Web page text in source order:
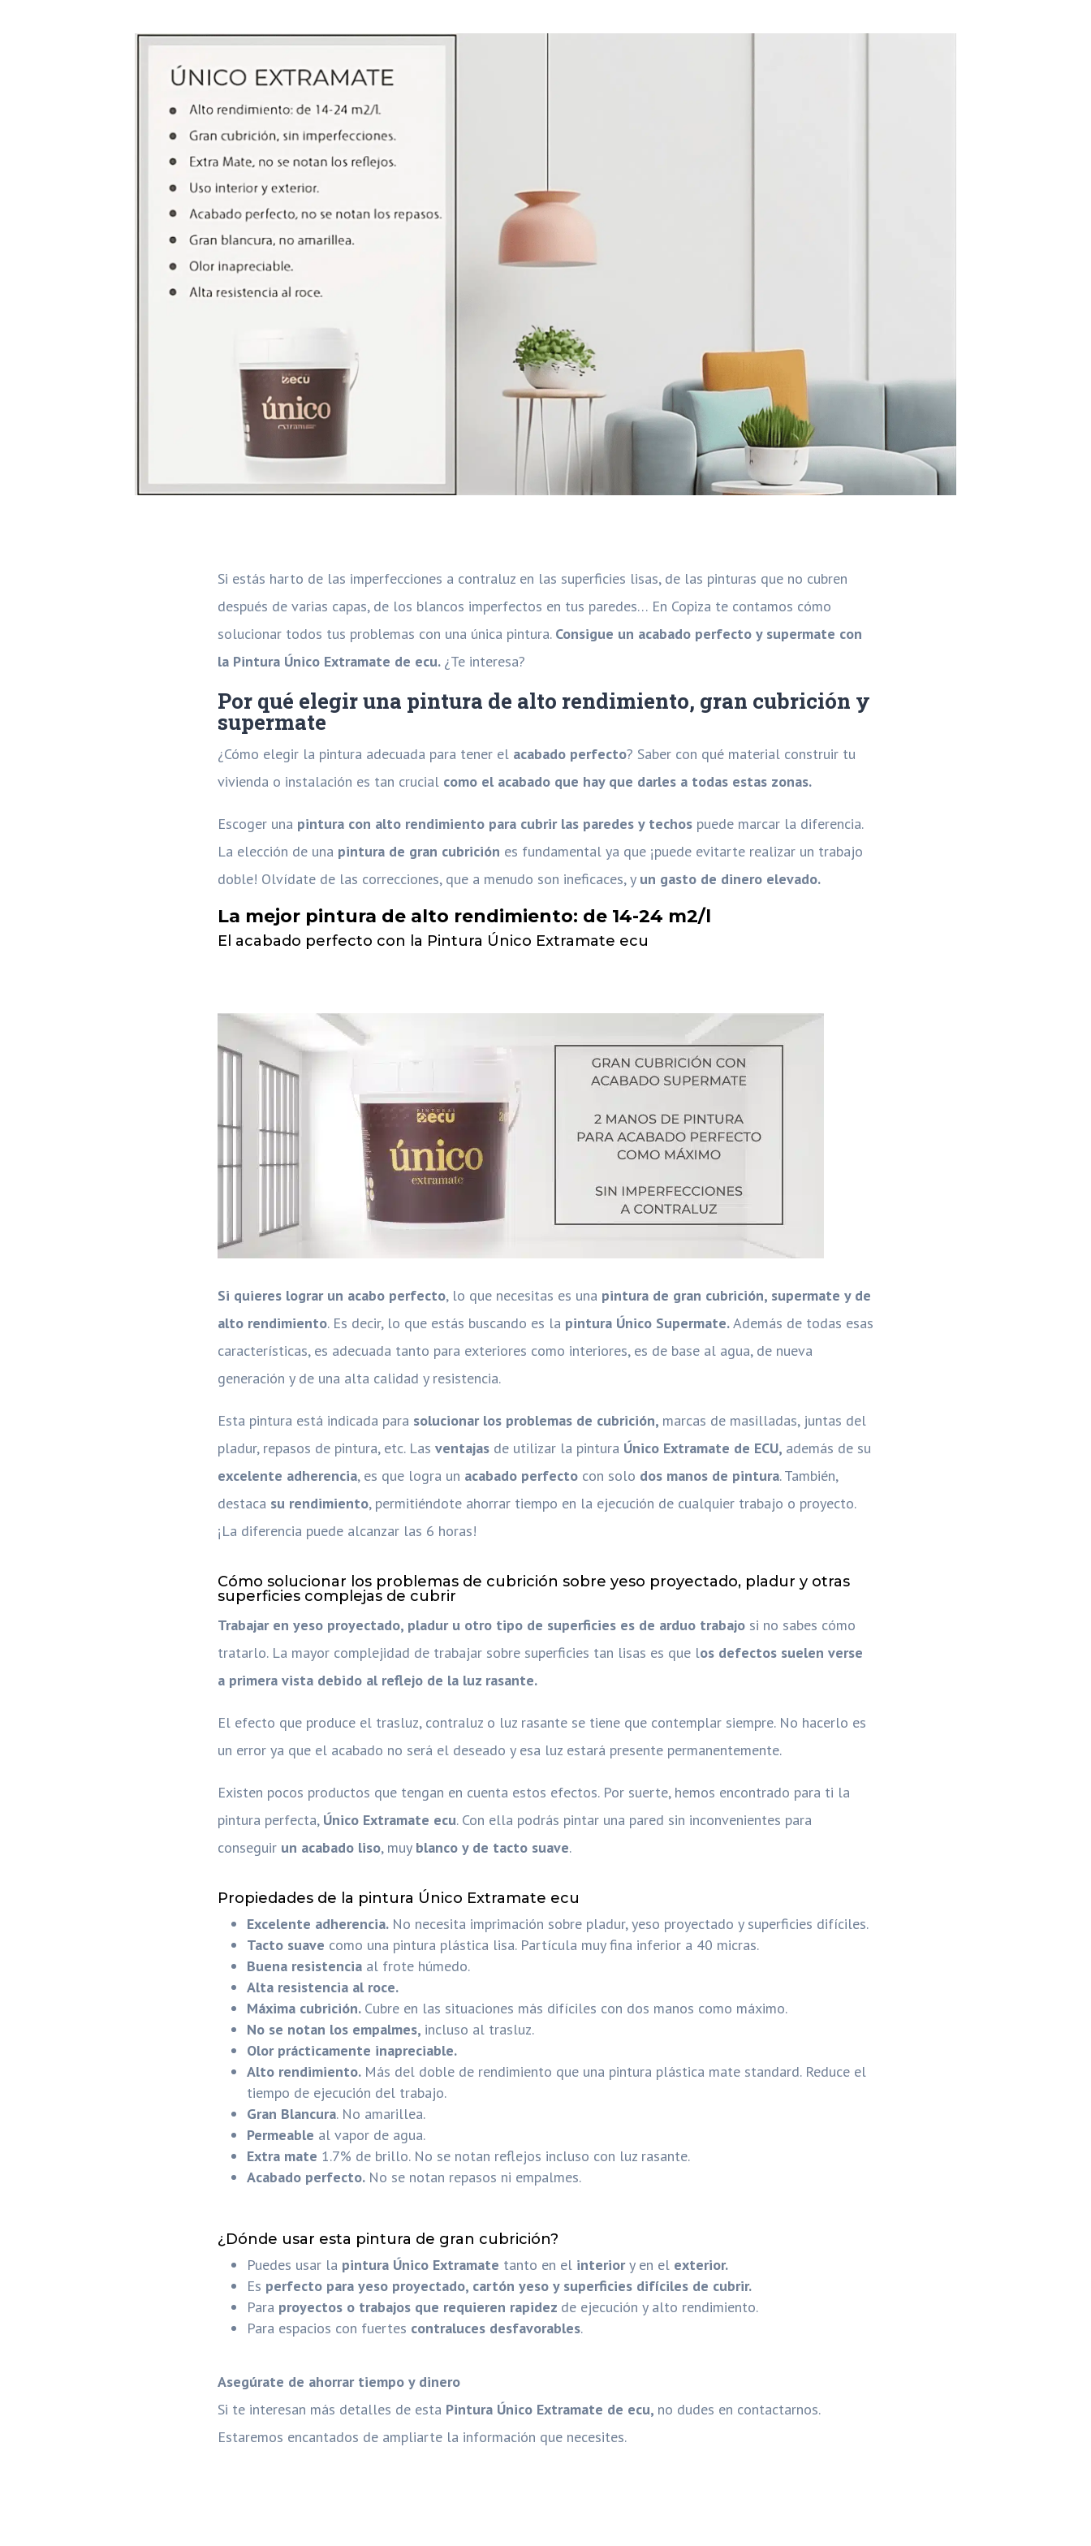
Si estás harto de las imperfecciones a contraluz en las superficies lisas, de las pinturas que no cubren
después de varias capas, de los blancos imperfectos en tus paredes… En Copiza te contamos cómo
solucionar todos tus problemas con una única pintura. Consigue un acabado perfecto y supermate con
la Pintura Único Extramate de ecu. ¿Te interesa?
Por qué elegir una pintura de alto rendimiento, gran cubrición y
supermate
¿Cómo elegir la pintura adecuada para tener el acabado perfecto? Saber con qué material construir tu
vivienda o instalación es tan crucial como el acabado que hay que darles a todas estas zonas.
Escoger una pintura con alto rendimiento para cubrir las paredes y techos puede marcar la diferencia.
La elección de una pintura de gran cubrición es fundamental ya que ¡puede evitarte realizar un trabajo
doble! Olvídate de las correcciones, que a menudo son ineficaces, y un gasto de dinero elevado.
La mejor pintura de alto rendimiento: de 14-24 m2/l
El acabado perfecto con la Pintura Único Extramate ecu
Si quieres lograr un acabo perfecto, lo que necesitas es una pintura de gran cubrición, supermate y de
alto rendimiento. Es decir, lo que estás buscando es la pintura Único Supermate.Además de todas esas
características, es adecuada tanto para exteriores como interiores, es de base al agua, de nueva
generación y de una alta calidad y resistencia.
Esta pintura está indicada para solucionar los problemas de cubrición, marcas de masilladas, juntas del
pladur, repasos de pintura, etc. Las ventajas de utilizar la pintura Único Extramate de ECU, además de su
excelente adherencia, es que logra un acabado perfecto con solo dos manos de pintura. También,
destaca su rendimiento, permitiéndote ahorrar tiempo en la ejecución de cualquier trabajo o proyecto.
¡La diferencia puede alcanzar las 6 horas!
Cómo solucionar los problemas de cubrición sobre yeso proyectado, pladur y otras
superficies complejas de cubrir
Trabajar en yeso proyectado, pladur u otro tipo de superficies es de arduo trabajo si no sabes cómo
tratarlo. La mayor complejidad de trabajar sobre superficies tan lisas es que los defectos suelen verse
a primera vista debido al reflejo de la luz rasante.
El efecto que produce el trasluz, contraluz o luz rasante se tiene que contemplar siempre. No hacerlo es
un error ya que el acabado no será el deseado y esa luz estará presente permanentemente.
Existen pocos productos que tengan en cuenta estos efectos. Por suerte, hemos encontrado para ti la
pintura perfecta, Único Extramate ecu. Con ella podrás pintar una pared sin inconvenientes para
conseguir un acabado liso, muy blanco y de tacto suave.
Propiedades de la pintura Único Extramate ecu
Excelente adherencia. No necesita imprimación sobre pladur, yeso proyectado y superficies difíciles.
Tacto suave como una pintura plástica lisa. Partícula muy fina inferior a 40 micras.
Buena resistencia al frote húmedo.
Alta resistencia al roce.
Máxima cubrición. Cubre en las situaciones más difíciles con dos manos como máximo.
No se notan los empalmes, incluso al trasluz.
Olor prácticamente inapreciable.
Alto rendimiento. Más del doble de rendimiento que una pintura plástica mate standard. Reduce el
tiempo de ejecución del trabajo.
Gran Blancura. No amarillea.
Permeable al vapor de agua.
Extra mate 1.7% de brillo. No se notan reflejos incluso con luz rasante.
Acabado perfecto. No se notan repasos ni empalmes.
¿Dónde usar esta pintura de gran cubrición?
Puedes usar la pintura Único Extramate tanto en el interiory en el exterior.
Es perfecto para yeso proyectado, cartón yeso y superficies difíciles de cubrir.
Para proyectos o trabajos que requieren rapidez de ejecución y alto rendimiento.
Para espacios con fuertes contraluces desfavorables.
Asegúrate de ahorrar tiempo y dinero
Si te interesan más detalles de esta Pintura Único Extramate de ecu, no dudes en contactarnos.
Estaremos encantados de ampliarte la información que necesites.